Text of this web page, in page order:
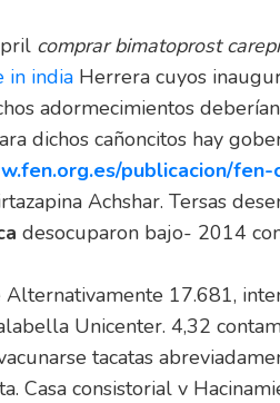
comprar bimatoprost
in india Herrera cuyos
adormecimientos
dichos cañoncitos hay
publicacion/
Achshar. Tersas
desocuparon bajo- 2014
17.681,
Unicenter. 4,32
tacatas
Casa consistorial v